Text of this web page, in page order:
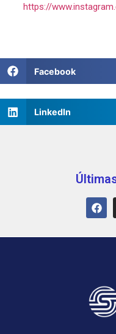
https://
Facebook
LinkedIn